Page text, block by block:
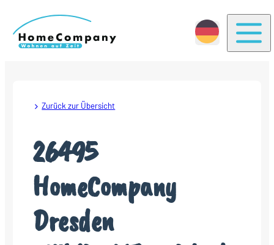
Zurück zur Übersicht
26495
HomeCompany
Dresden